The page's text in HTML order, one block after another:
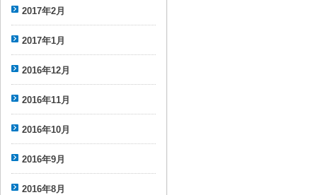
2017年2月
2017年1月
2016年12月
2016年11月
2016年10月
2016年9月
2016年8月